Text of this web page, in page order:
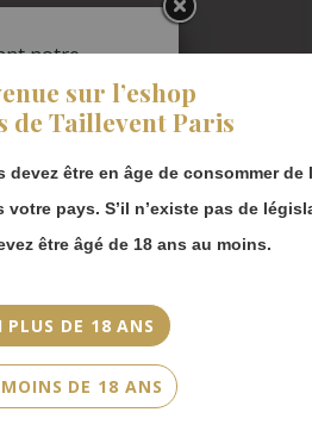
sur l’eshop
de Taillevent Paris
être en âge de consommer de
pays. S’il n’existe pas de
être âgé de 18 ans au moins.
PLUS DE 18 ANS
DE 18 ANS
Saint-Maurice
Roussanne
notre
estivale,
à passer
bien
en compte :
du 31 août.
and-
(cave
Saint-